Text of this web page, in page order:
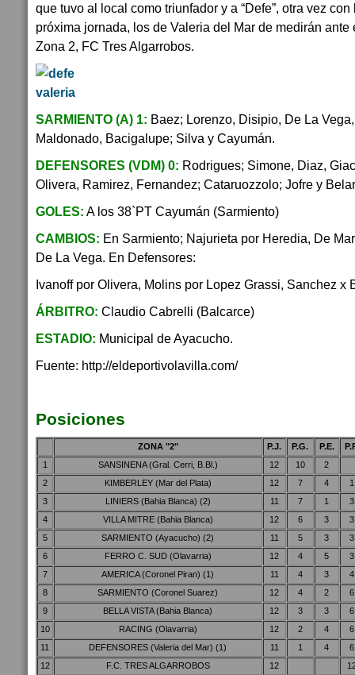
que tuvo al local como triunfador y a “Defe”, otra vez
próxima jornada, los de Valeria del Mar de medirán
Zona 2, FC Tres Algarrobos.
SARMIENTO (A) 1: Baez; Lorenzo, Disipio, De La
Maldonado, Bacigalupe; Silva y Cayumán.
DEFENSORES (VDM) 0: Rodrigues; Simone, Diaz,
Olivera, Ramirez, Fernandez; Cataruozzolo; Jofre y
GOLES: A los 38`PT Cayumán (Sarmiento)
CAMBIOS: En Sarmiento; Najurieta por Heredia, De
De La Vega. En Defensores:
Ivanoff por Olivera, Molins por Lopez Grassi, Sanchez x
ÁRBITRO: Claudio Cabrelli (Balcarce)
ESTADIO: Municipal de Ayacucho.
Fuente: http://eldeportivolavilla.com/
Posiciones
ZONA "2" P.J. P.G. P.E.
1
SANSINENA (Gral. Cerri, B.Bl.) 12 10
2
2
KIMBERLEY (Mar del Plata) 12 7 4
1
3
LINIERS (Bahia Blanca) (2) 11 7 1
3
4
VILLA MITRE (Bahia Blanca) 12 6 3
3
5
SARMIENTO (Ayacucho) (2) 11 5 3
3
6
FERRO C. SUD (Olavarria) 12 4 5
3
7
AMERICA (Coronel Piran) (1) 11 4 3
4
8
SARMIENTO (Coronel Suarez) 12 4 2
6
9
BELLA VISTA (Bahia Blanca) 12 3 3
6
10
RACING (Olavarria) 12 2 4
6
11
DEFENSORES (Valeria del Mar) (1) 11 1 4
6
12
F.C. TRES ALGARROBOS 12